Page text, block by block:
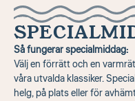
Så fungerar specialmiddag:
Välj en förrätt och en
våra utvalda klassiker.
helg, på plats eller för